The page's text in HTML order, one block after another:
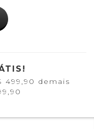
499,90 demais